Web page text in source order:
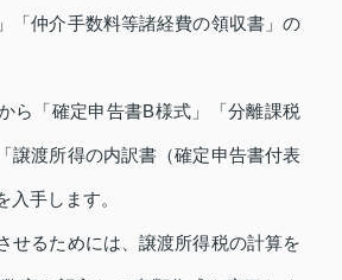
「仲介手数料等諸経費の領収書」の
ら「確定申告書B様式」「分離課税
譲渡所得の内訳書（確定申告書付表
入手します。
せるためには、譲渡所得税の計算を